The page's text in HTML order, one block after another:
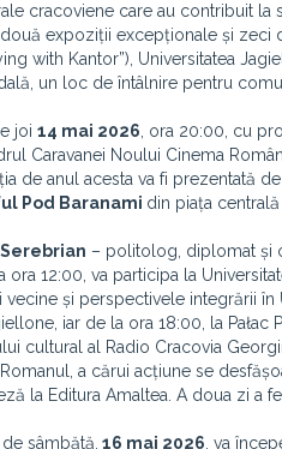
cracoviene care au contribuit
expoziții excepționale și zeci
with Kantor”), Universitatea
un loc de întâlnire pentru
joi 14 mai 2026 , ora 20:00, cu
Caravanei Noului Cinema
de anul acesta va fi prezentată
Pod Baranami din piața
– politolog, diplomat și
ora 12:00, va participa la
vecine și perspectivele integrării
iar de la ora 18:00, la
cultural al Radio Cracovia
a cărui acțiune se
la Editura Amaltea. A doua zi a
sâmbătă, 16 mai 2026 , va